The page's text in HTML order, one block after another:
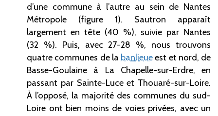
d’une commune à l’autre au sein de Nantes
Métropole (figure 1). Sautron apparaît
largement en tête (40 %), suivie par Nantes
(32 %). Puis, avec 27-28 %, nous trouvons
quatre communes de la banlieueest et nord, de
Basse-Goulaine à La Chapelle-sur-Erdre, en
passant par Sainte-Luce et Thouaré-sur-Loire.
À l’opposé, la majorité des communes du sud-
Loire ont bien moins de voies privées, avec un